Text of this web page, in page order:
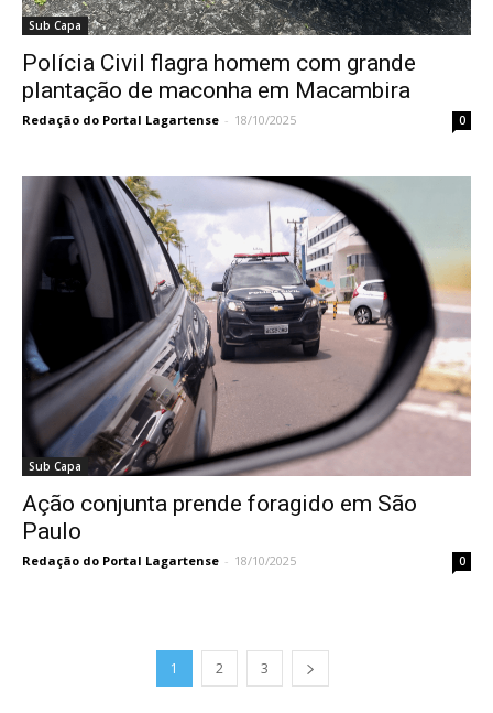
Sub Capa
Polícia Civil flagra homem com grande
plantação de maconha em Macambira
Redação do Portal Lagartense - 18/10/2025 0
Sub Capa
Ação conjunta prende foragido em São
Paulo
Redação do Portal Lagartense - 18/10/2025 0
1 2 3